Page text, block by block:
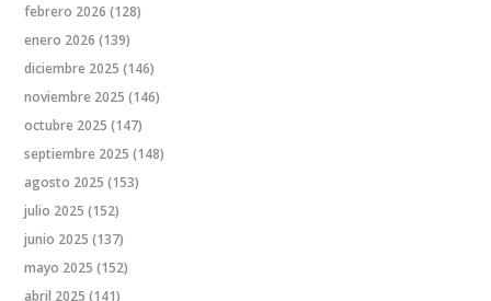
febrero 2026 (128)
enero 2026 (139)
diciembre 2025 (146)
noviembre 2025 (146)
octubre 2025 (147)
septiembre 2025 (148)
agosto 2025 (153)
julio 2025 (152)
junio 2025 (137)
mayo 2025 (152)
abril 2025 (141)